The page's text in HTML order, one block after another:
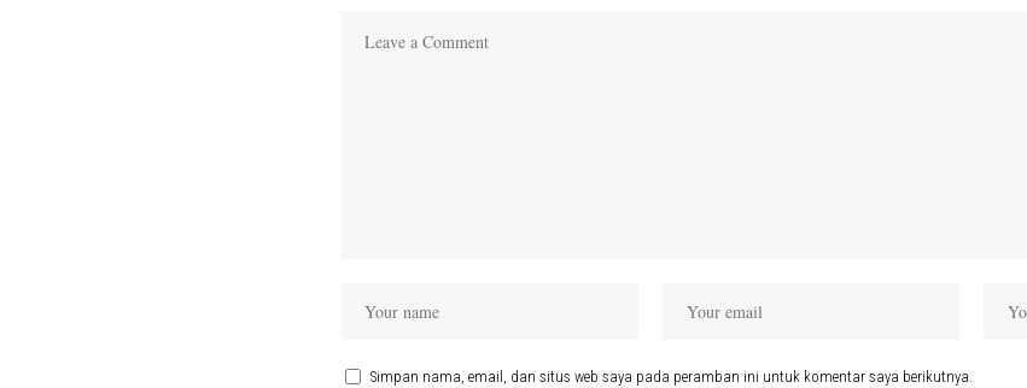
Simpan nama, email, dan situs web saya pada peramban ini untuk komentar saya berikutnya.